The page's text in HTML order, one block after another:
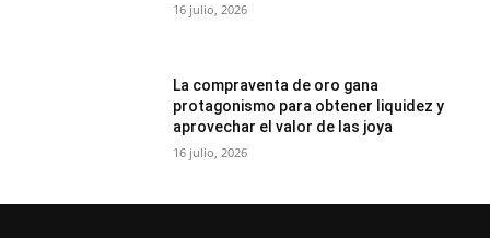
16 julio, 2026
La compraventa de oro gana
protagonismo para obtener liquidez y
aprovechar el valor de las joya
16 julio, 2026